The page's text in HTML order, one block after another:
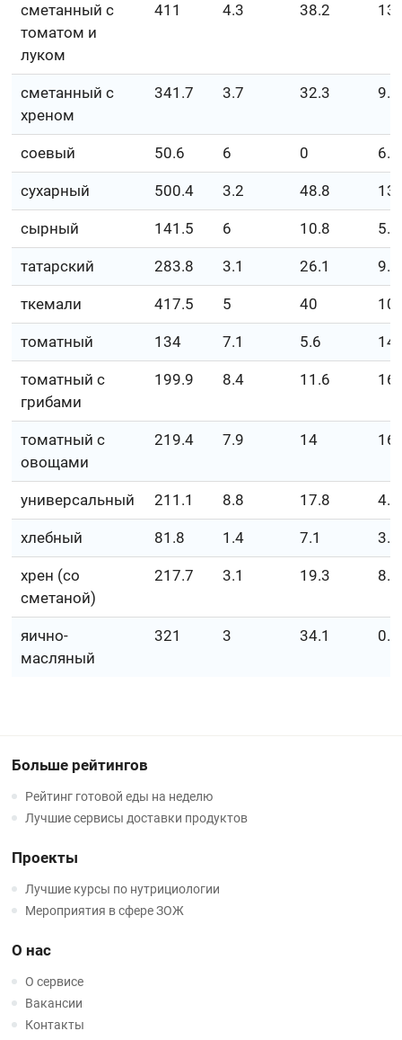
сметанный с
томатом и
луком
411 4.3 38.2
сметанный с
хреном
341.7 3.7 32.3 9.7
соевый 50.6 6 0 6.7
сухарный 500.4 3.2 48.8 13
сырный 141.5 6 10.8 5.5
татарский 283.8 3.1 26.1 9.6
ткемали 417.5 5 40 10
томатный 134 7.1 5.6
томатный с
грибами
199.9 8.4 11.6
томатный с
овощами
219.4 7.9 14
универсальный 211.1 8.8 17.8 4.1
хлебный 81.8 1.4 7.1 3.2
хрен (со
сметаной)
217.7 3.1 19.3 8.6
яично-
масляный
321 3 34.1 0.6
Больше рейтингов
Рейтинг готовой еды на неделю
Лучшие сервисы доставки продуктов
Проекты
Лучшие курсы по нутрициологии
Мероприятия в сфере ЗОЖ
О нас
О сервисе
Вакансии
Контакты